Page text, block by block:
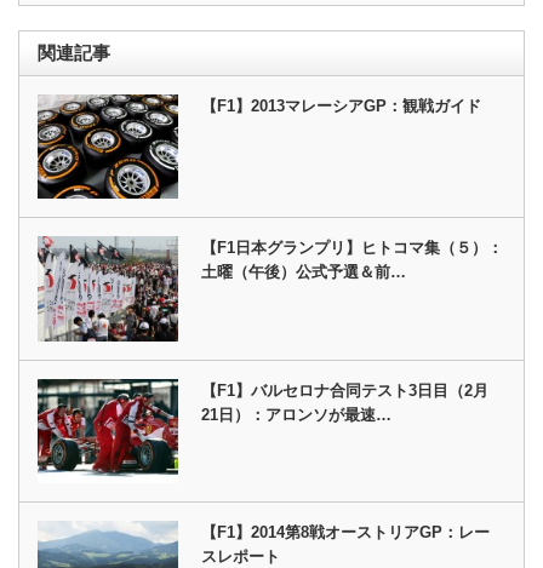
関連記事
【F1】2013マレーシアGP：観戦ガイド
【F1日本グランプリ】ヒトコマ集（５）：
土曜（午後）公式予選＆前…
【F1】バルセロナ合同テスト3日目（2月
21日）：アロンソが最速…
【F1】2014第8戦オーストリアGP：レー
スレポート